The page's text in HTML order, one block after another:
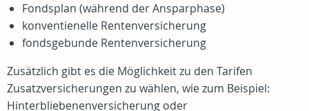
Fondsplan (während der Ansparphase)
konventienelle Rentenversicherung
fondsgebunde Rentenversicherung
Zusätzlich gibt es die Möglichkeit zu den Tarifen
Zusatzversicherungen zu wählen, wie zum Beispiel:
Hinterbliebenenversicherung oder